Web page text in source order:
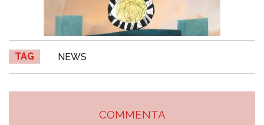
TAG NEWS
COMMENTA